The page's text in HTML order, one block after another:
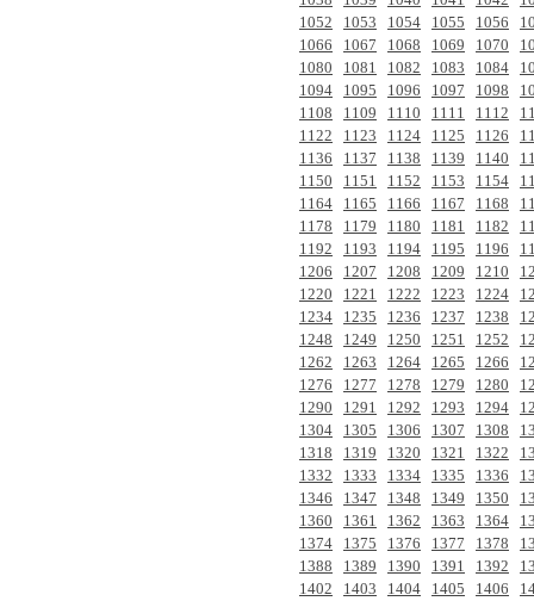
1052
1053 1054 1055 1056
1066
1067 1068 1069 1070
1080
1081 1082 1083 1084
1094
1095 1096 1097 1098
1108
1109 1110 1111 1112
1122
1123 1124 1125 1126
1136
1137 1138 1139 1140
1150
1151 1152 1153 1154
1164
1165 1166 1167 1168
1178
1179 1180 1181 1182
1192
1193 1194 1195 1196
1206
1207 1208 1209 1210
1220
1221 1222 1223 1224
1234
1235 1236 1237 1238
1248
1249 1250 1251 1252
1262
1263 1264 1265 1266
1276
1277 1278 1279 1280
1290
1291 1292 1293 1294
1304
1305 1306 1307 1308
1318
1319 1320 1321 1322
1332
1333 1334 1335 1336
1346
1347 1348 1349 1350
1360
1361 1362 1363 1364
1374
1375 1376 1377 1378
1388
1389 1390 1391 1392
1402
1403 1404 1405 1406